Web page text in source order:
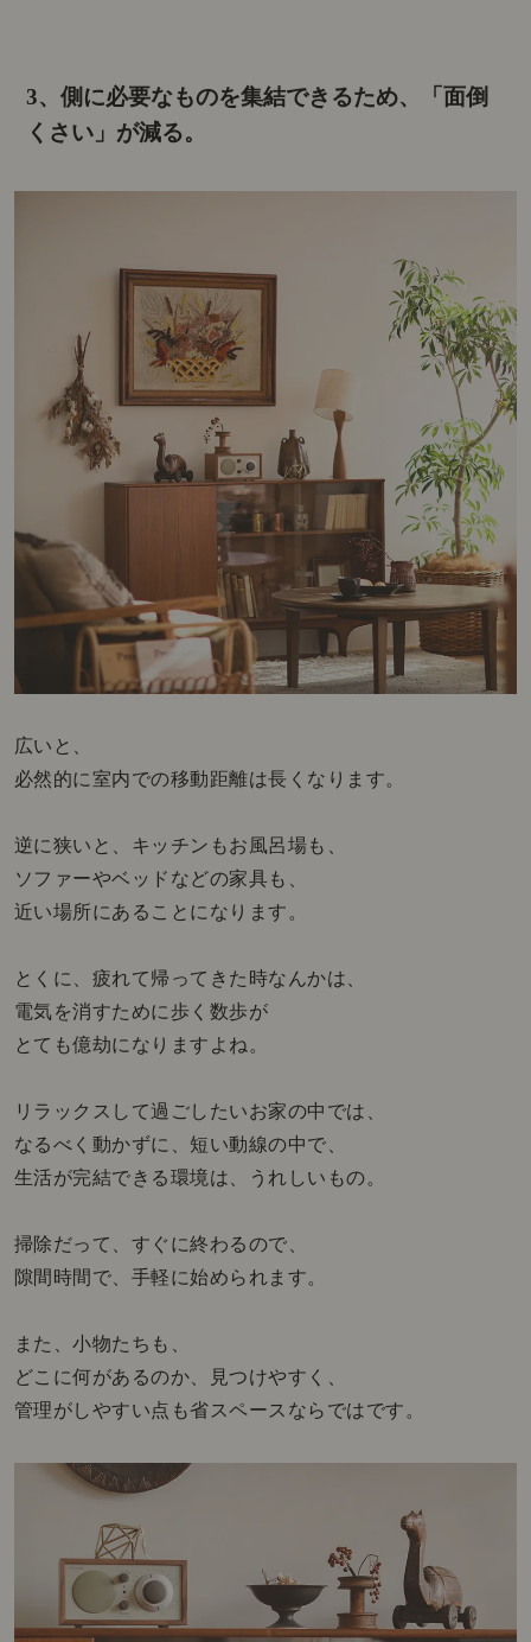
3、側に必要なものを集結できるため、「面倒
くさい」が減る。
広いと、
必然的に室内での移動距離は長くなります。
逆に狭いと、キッチンもお風呂場も、
ソファーやベッドなどの家具も、
近い場所にあることになります。
とくに、疲れて帰ってきた時なんかは、
電気を消すために歩く数歩が
とても億劫になりますよね。
リラックスして過ごしたいお家の中では、
なるべく動かずに、短い動線の中で、
生活が完結できる環境は、うれしいもの。
掃除だって、すぐに終わるので、
隙間時間で、手軽に始められます。
また、小物たちも、
どこに何があるのか、見つけやすく、
管理がしやすい点も省スペースならではです。